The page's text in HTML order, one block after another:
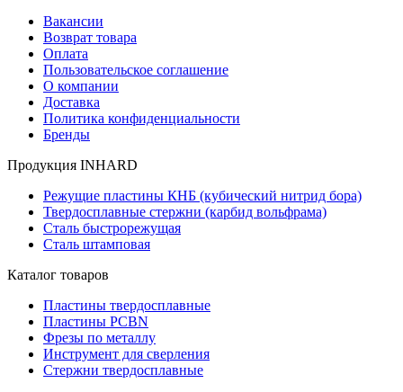
Вакансии
Возврат товара
Оплата
Пользовательское соглашение
О компании
Доставка
Политика конфиденциальности
Бренды
Продукция INHARD
Режущие пластины КНБ (кубический нитрид бора)
Твердосплавные стержни (карбид вольфрама)
Сталь быстрорежущая
Сталь штамповая
Каталог товаров
Пластины твердосплавные
Пластины PCBN
Фрезы по металлу
Инструмент для сверления
Стержни твердосплавные